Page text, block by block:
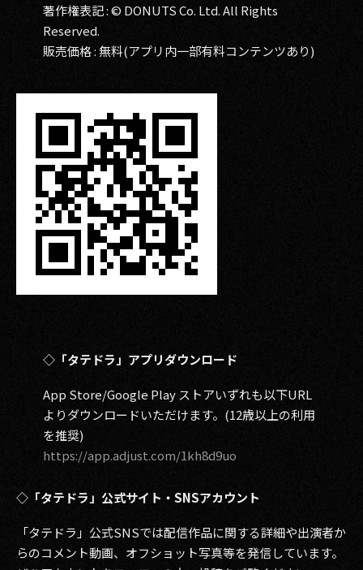
著作権表記 : © DONUTS Co. Ltd. All Rights
Reserved.
販売価格 : 無料(アプリ内一部有料コンテンツあり)
◇「タテドラ」アプリダウンロード
App Store/Google Play ストアいずれも以下URL
よりダウンロードいただけます。(12歳以上の利用
を推奨)
https://app.adjust.com/1kh8d9uo
◇「タテドラ」公式サイト・SNSアカウント
「タテドラ」公式SNSでは配信作品に関する詳細や出演者か
らのコメント動画、オフショット写真等を発信しています。